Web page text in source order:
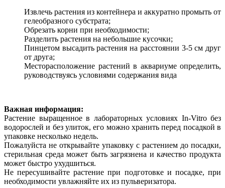
Извлечь растения из контейнера и аккуратно промыть от
гелеобразного субстрата;
Обрезать корни при необходимости;
Разделить растения на небольшие кусочки;
Пинцетом высадить растения на расстоянии 3-5 см друг
от друга;
Месторасположение растений в аквариуме определить,
руководствуясь условиями содержания вида
Важная информация:
Растение выращенное в лабораторных условиях In-Vitro без
водорослей и без улиток, его можно хранить перед посадкой в
упаковке несколько недель.
Пожалуйста не открывайте упаковку с растением до посадки,
стерильная среда может быть загрязнена и качество продукта
может быстро ухудшиться.
Не пересушивайте растение при подготовке и посадке, при
необходимости увлажняйте их из пульверизатора.